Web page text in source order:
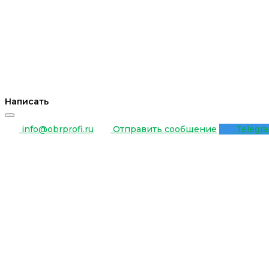
Написать
info@obrprofi.ru Отправить сообщение